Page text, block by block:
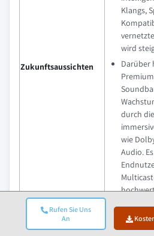
Rufen Sie Uns
An
Zukunftsaussichten
Klangs,
wird
Darüber
durch
wie
Audio.